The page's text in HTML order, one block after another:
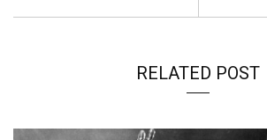
RELATED POST